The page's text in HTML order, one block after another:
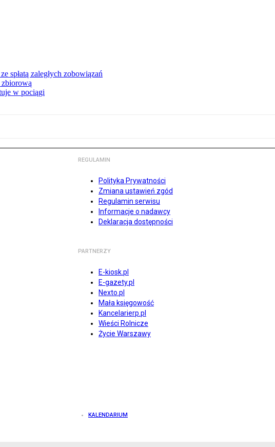
spłatą zaległych zobowiązań
w pociągi
REGULAMIN
Polityka Prywatności
Zmiana ustawień zgód
Regulamin serwisu
Informacje o nadawcy
Deklaracja dostępności
PARTNERZY
E-kiosk.pl
E-gazety.pl
Nexto.pl
Mała księgowość
Kancelarierp.pl
Wieści Rolnicze
Życie Warszawy
KALENDARIUM